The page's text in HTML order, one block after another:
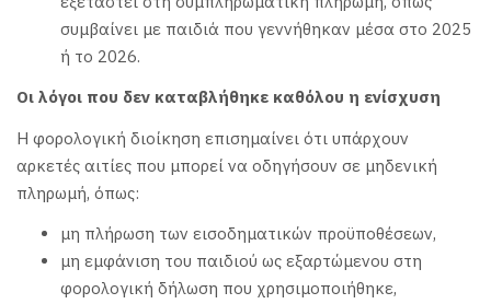
συμβαίνει με παιδιά που γεννήθηκαν μέσα στο 2025
ή το 2026.
Οι λόγοι που δεν καταβλήθηκε καθόλου η ενίσχυση
Η φορολογική διοίκηση επισημαίνει ότι υπάρχουν
αρκετές αιτίες που μπορεί να οδηγήσουν σε μηδενική
πληρωμή, όπως:
μη πλήρωση των εισοδηματικών προϋποθέσεων,
μη εμφάνιση του παιδιού ως εξαρτώμενου στη
φορολογική δήλωση που χρησιμοποιήθηκε,